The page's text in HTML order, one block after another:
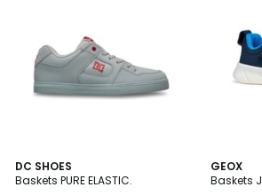
DC SHOES
Baskets PURE ELASTIC.
3
/
5
Couleurs
GEOX
3
Couleurs